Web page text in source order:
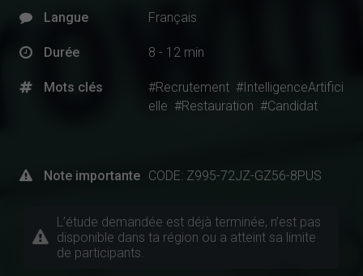
Langue Français
Durée 8 - 12 min
Mots clés #Recrutement #IntelligenceArtifici
elle #Restauration #Candidat
Note importante CODE: Z995-72JZ-GZ56-8PUS
L’étude demandée est déjà terminée, n’est pas
disponible dans ta région ou a atteint sa limite
de participants.